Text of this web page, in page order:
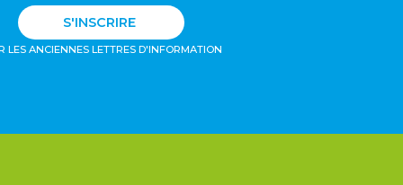
S'INSCRIRE
LES ANCIENNES LETTRES D'INFORMATION